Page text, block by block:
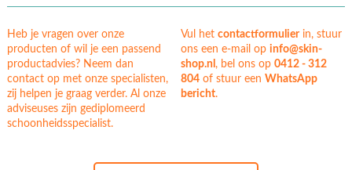
Heb je vragen over onze
producten of wil je een passend
productadvies? Neem dan
contact op met onze specialisten,
zij helpen je graag verder. Al onze
adviseuses zijn gediplomeerd
schoonheidsspecialist.
Vul hetcontactformulierin, stuur
ons een e-mail opinfo@skin-
shop.nl , bel ons op0412 - 312
804 of stuur eenWhatsApp
bericht.